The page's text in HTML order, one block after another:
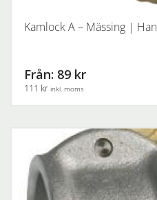
Kamlock A – Mässing |
Från: 89 kr
111 kr inkl. moms
flera
varianter.